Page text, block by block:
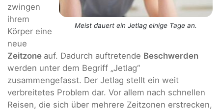
Meist dauert ein Jetlag einige Tage an.
zwingen
ihrem
Körper eine
neue
Zeitzone auf. Dadurch auftretende Beschwerden
werden unter dem Begriff „Jetlag“
zusammengefasst. Der Jetlag stellt ein weit
verbreitetes Problem dar. Vor allem nach schnellen
Reisen, die sich über mehrere Zeitzonen erstrecken,